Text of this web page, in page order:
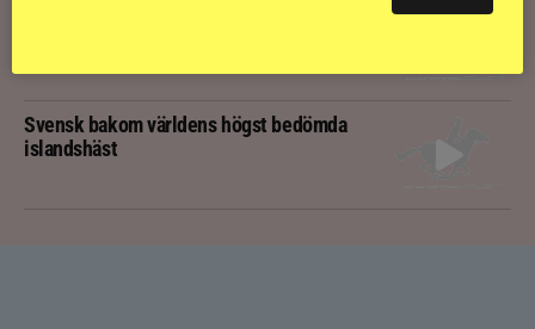
Svensk bakom världens högst bedömda
islandshäst